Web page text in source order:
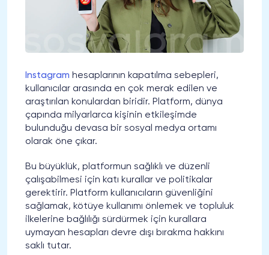
Instagram hesaplarının kapatılma sebepleri,
kullanıcılar arasında en çok merak edilen ve
araştırılan konulardan biridir. Platform, dünya
çapında milyarlarca kişinin etkileşimde
bulunduğu devasa bir sosyal medya ortamı
olarak öne çıkar.
Bu büyüklük, platformun sağlıklı ve düzenli
çalışabilmesi için katı kurallar ve politikalar
gerektirir. Platform kullanıcıların güvenliğini
sağlamak, kötüye kullanımı önlemek ve topluluk
ilkelerine bağlılığı sürdürmek için kurallara
uymayan hesapları devre dışı bırakma hakkını
saklı tutar.